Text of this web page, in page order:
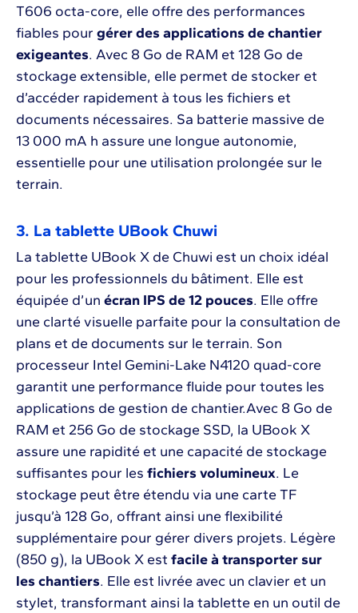
T606 octa-core, elle offre des performances
fiables pour gérer des applications de chantier
exigeantes. Avec 8 Go de RAM et 128 Go de
stockage extensible, elle permet de stocker et
d’accéder rapidement à tous les fichiers et
documents nécessaires. Sa batterie massive de
13 000 mA h assure une longue autonomie,
essentielle pour une utilisation prolongée sur le
terrain.
3. La tablette UBook Chuwi
La tablette UBook X de Chuwi est un choix idéal
pour les professionnels du bâtiment. Elle est
équipée d’un écran IPS de 12 pouces. Elle offre
une clarté visuelle parfaite pour la consultation de
plans et de documents sur le terrain. Son
processeur Intel Gemini-Lake N4120 quad-core
garantit une performance fluide pour toutes les
applications de gestion de chantier.Avec 8 Go de
RAM et 256 Go de stockage SSD, la UBook X
assure une rapidité et une capacité de stockage
suffisantes pour les fichiers volumineux. Le
stockage peut être étendu via une carte TF
jusqu’à 128 Go, offrant ainsi une flexibilité
supplémentaire pour gérer divers projets. Légère
(850 g), la UBook X est facile à transporter sur
les chantiers. Elle est livrée avec un clavier et un
stylet, transformant ainsi la tablette en un outil de